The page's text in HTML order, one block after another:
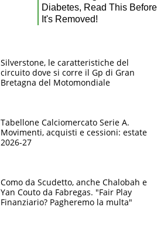
Silverstone, le caratteristiche del
circuito dove si corre il Gp di Gran
Bretagna del Motomondiale
Tabellone Calciomercato Serie A.
Movimenti, acquisti e cessioni: estate
2026-27
Como da Scudetto, anche Chalobah e
Yan Couto da Fabregas. "Fair Play
Finanziario? Pagheremo la multa"